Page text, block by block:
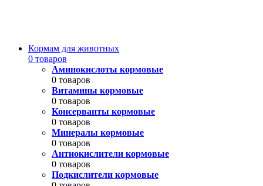
Кормам для животных
0 товаров
Аминокислоты кормовые
0 товаров
Витамины кормовые
0 товаров
Консерванты кормовые
0 товаров
Минералы кормовые
0 товаров
Антиокислители кормовые
0 товаров
Подкислители кормовые